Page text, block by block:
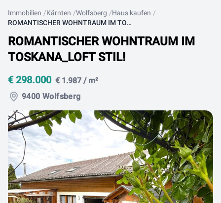
Immobilien Kärnten Wolfsberg
Haus kaufen
ROMANTISCHER WOHNTRAUM IM TOSKANA_LOFT STIL!
ROMANTISCHER WOHNTRAUM IM
TOSKANA_LOFT STIL!
€ 298.000 € 1.987 / m²
9400 Wolfsberg